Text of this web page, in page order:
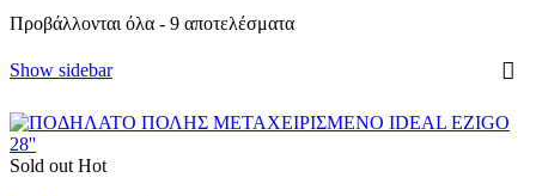
Προβάλλονται όλα - 9 αποτελέσματα
Show sidebar
Sold out Hot